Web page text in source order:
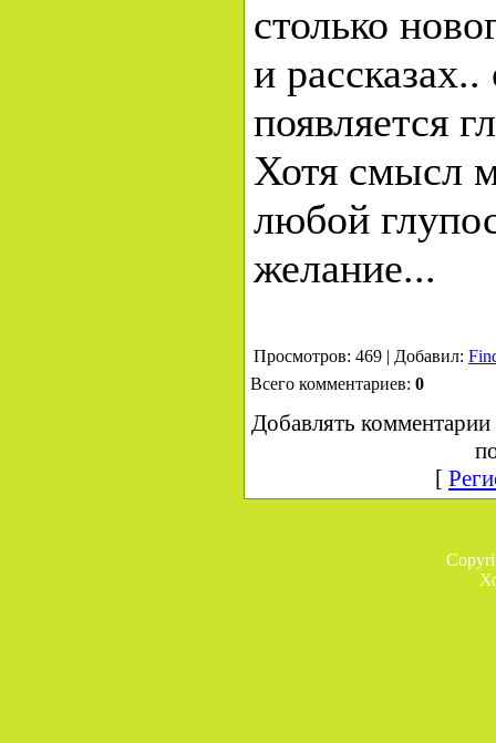
столько
и рассказах..
появляется
Хотя смысл
любой
желание...
Просмотров: 469 | Добавил:
Всего комментариев: 0
Добавлять комментарии
[